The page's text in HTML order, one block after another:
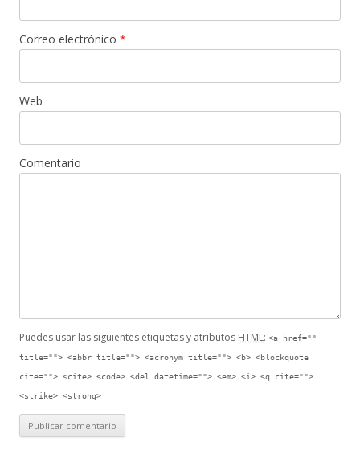
Correo electrónico *
Web
Comentario
Puedes usar las siguientes etiquetas y atributos HTML: <a href=""
title=""> <abbr title=""> <acronym title=""> <b> <blockquote
cite=""> <cite> <code> <del datetime=""> <em> <i> <q cite="">
<strike> <strong>